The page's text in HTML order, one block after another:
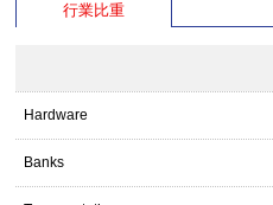
行業比重
Hardware
Banks